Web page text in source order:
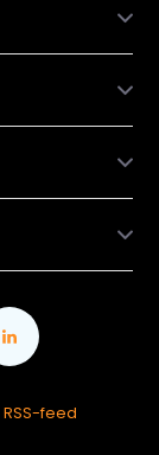
RSS-feed